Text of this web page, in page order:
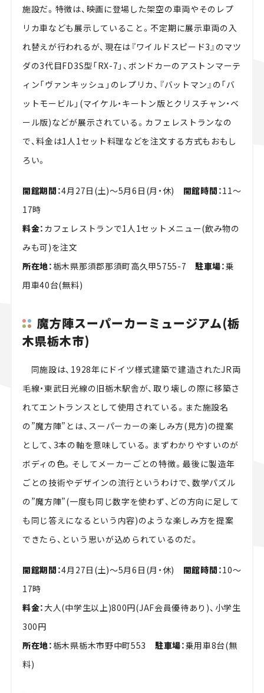
施設だ。特徴は、映画に登場した架空の車両やそのレプ
リカ車なども展示していること。不定期に展示車両の入
れ替えが行われるが、現在は『ワイルドスピード3』のマツ
ダの3代目FD3S型「RX-7」、ボンドカーのアストンマーテ
ィン「ヴァンキッシュ」のレプリカ、『バットマン』の「バ
ットモービル」(マイケル・キートン版とクリスチャン・ベ
ール版)などが展示されている。カフェレストランなの
で、料金は1人1セット料理などを注文する方式もおもし
ろい。
開館期間：4月27日(土)～5月6日(月・休) 開館時間：11～
17時
料金： カフェレストランで1人1セットメニュー(飲み物の
みも可)を注文
所在地：栃木県那須郡那須町高久甲5755-7駐車場：乗
用車40台(無料)
魔方陣スーパーカーミュージアム(栃
木県栃木市)
同施設は、1928年にドイツ様式建築で建造されたJR両
毛線・東武日光線の旧栃木駅舎が、取り壊しの際に移築さ
れてエントランスとして使用されている。また施設名
の”魔方陣”とは、スーパーカーの楽しみ方(見方)の提案
として、3本の軸を意味している。まずわかりやすいのが
ボディの色。そしてメーカーごとの特徴。最後に製造年
ごとの技術やデザインの流行というわけで、数学パズル
の”魔方陣”(一度も同じ数字を使わず、どの方向に足して
も同じ答えになるという内容)のような楽しみ方を提案
できたら、という思いが込められているのだ。
開館期間：4月27日(土)～5月6日(月・休) 開館時間：10～
17時
料金：大人(中学生以上)800円(JAF会員優待あり)、小学生
300円
所在地：栃木県栃木市野中町553 駐車場：乗用車8台(無
料)